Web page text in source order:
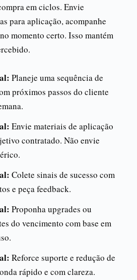
em ciclos. Envie
para aplicação, acompanhe
momento certo. Isso mantém
Planeje uma sequência de
próximos passos do cliente
Envie materiais de aplicação
contratado. Não envie
Colete sinais de sucesso com
e peça feedback.
Proponha upgrades ou
do vencimento com base em
Reforce suporte e redução de
rápido e com clareza.